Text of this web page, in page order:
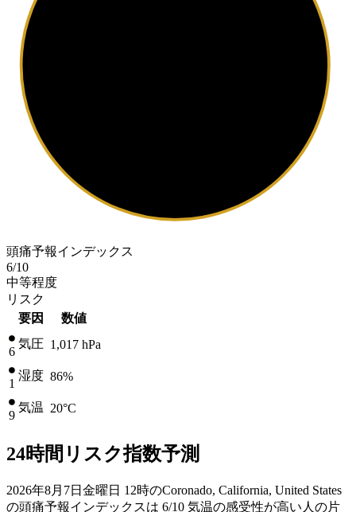
頭痛予報インデックス
6/10
中等程度
リスク
要因
数値
6
気圧 1,017 hPa
1
湿度 86%
9
気温 20°C
24時間リスク指数予測
2026年8月7日金曜日 12時のCoronado, California, United States
の頭痛予報インデックスは 6/10 気温の感受性が高い人の片